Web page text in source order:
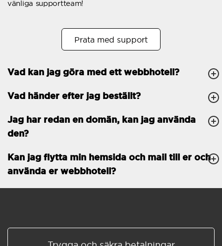
Antal samtidiga
Antal subdomäner Obegränsat
cPanel
FTP, SSH, GIT
Databaser Obegränsat
E-POSTFUNKTIONER
IMAP/CalDAV/CardDAV
Spamskydd Standard
vänliga supportteam!
Prata med support
Vad kan jag göra med ett webbhotell?
Vad händer efter jag beställt?
Jag har redan en domän, kan jag använda
den?
Kan jag flytta min hemsida och mail till er och
använda er webbhotell?